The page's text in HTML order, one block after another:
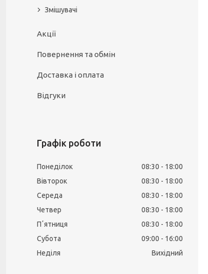
Змішувачі
Акції
Повернення та обмін
Доставка і оплата
Відгуки
Графік роботи
Понеділок 08:30
18:00
Вівторок
08:30
18:00
Середа
08:30
18:00
Четвер
08:30
18:00
Пʼятниця
08:30
18:00
Субота
09:00
16:00
Неділя
Вихідний